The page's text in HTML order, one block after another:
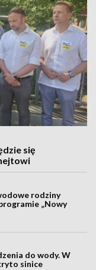
się
rodziny
„Nowy
do wody. W
sinice